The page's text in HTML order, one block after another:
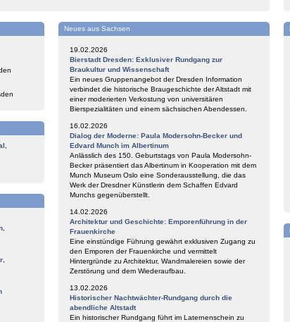
Neues aus Sachsen
19.02.2026
Bierstadt Dresden: Exklusiver Rundgang zur
Braukultur und Wissenschaft
Ein neues Gruppenangebot der Dresden Information
verbindet die historische Braugeschichte der Altstadt mit
einer moderierten Verkostung von universitären
Bierspezialitäten und einem sächsischen Abendessen.
16.02.2026
Dialog der Moderne: Paula Modersohn-Becker und
Edvard Munch im Albertinum
Anlässlich des 150. Geburtstags von Paula Modersohn-
Becker präsentiert das Albertinum in Kooperation mit dem
Munch Museum Oslo eine Sonderausstellung, die das
Werk der Dresdner Künstlerin dem Schaffen Edvard
Munchs gegenüberstellt.
14.02.2026
Architektur und Geschichte: Emporenführung in der
Frauenkirche
Eine einstündige Führung gewährt exklusiven Zugang zu
den Emporen der Frauenkirche und vermittelt
Hintergründe zu Architektur, Wandmalereien sowie der
Zerstörung und dem Wiederaufbau.
13.02.2026
Historischer Nachtwächter-Rundgang durch die
abendliche Altstadt
Ein historischer Rundgang führt im Laternenschein zu